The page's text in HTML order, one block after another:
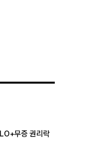
무증 권리락